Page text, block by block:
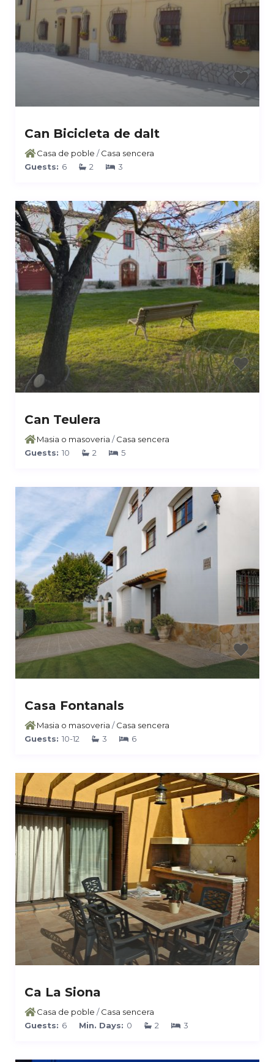
Can Bicicleta de dalt
Casa de poble /Casa sencera
Guests: 6 2 3
Can Teulera
Masia o masoveria /Casa sencera
Guests: 10 2 5
Casa Fontanals
Masia o masoveria /Casa sencera
Guests: 10-12 3 6
Ca La Siona
Casa de poble /Casa sencera
Guests: 6 Min. Days: 0 2 3